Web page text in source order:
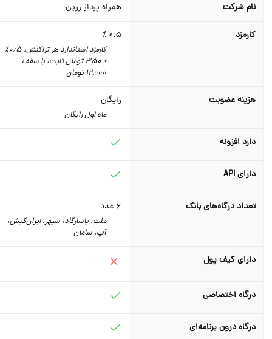
نام شرکت همراه پرداز زرین
کارمزد
کارمزد استاندارد هر تراکنش: 0٫5٪
+ 350 تومان ثابت، با سقف
12,000 تومان
هزینه عضویت رایگان
ماه اول رایگان
دارد افزونه
دارای API
تعداد درگاه‌های بانک عدد
ملت، پاسارگاد، سپهر، ایران‌کیش،
آپ، سامان
دارای کیف پول
درگاه اختصاصی
درگاه درون برنامه‌ای